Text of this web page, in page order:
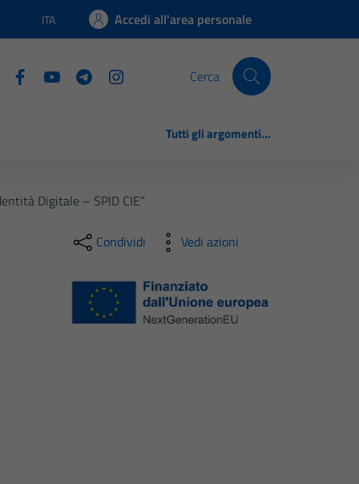
Lingua attiva:
ITA Accedi all'area personale
Cerca
Tutti gli argomenti...
Digitale – SPID CIE”
Condividi Vedi azioni